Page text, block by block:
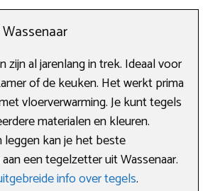
zijn al jarenlang in trek. Ideaal voor
of de keuken. Het werkt prima
vloerverwarming. Je kunt tegels
materialen en kleuren.
kan je het beste
een tegelzetter uit Wassenaar.
info over tegels.